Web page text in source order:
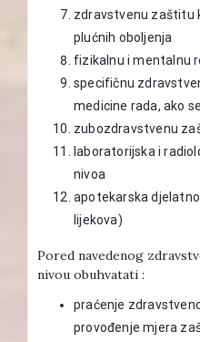
zdravstvenu zaštitu
plućnih oboljenja
fizikalnu i mentalnu
specifičnu
medicine rada, ako
zubozdravstvenu
laboratorijska i
nivoa
apotekarska
lijekova)
Pored navedenog
nivou obuhvatati :
praćenje
provođenje mjera